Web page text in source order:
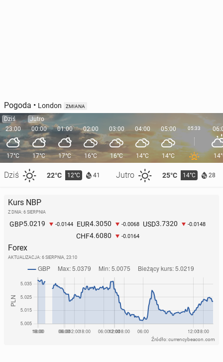
Pogoda • London ZMIANA
Dziś
23:00
17°C
Dziś 22°C 12°C 41 Jutro 25°C 14°C 28
Jutro
00:00
17°C
01:00
17°C
02:00
16°C
03:00
16°C
04:00
14°C
05:00
14°C
05:33
Kurs NBP
Z DNIA: 6 SIERPNIA
GBP5.0219 -0.0144 EUR4.3050 -0.0068 USD3.7320 -0.0148
CHF4.6080 -0.0164
Forex
AKTUALIZACJA: 6 SIERPNIA, 23:10
Źródło: currencybeacon.com